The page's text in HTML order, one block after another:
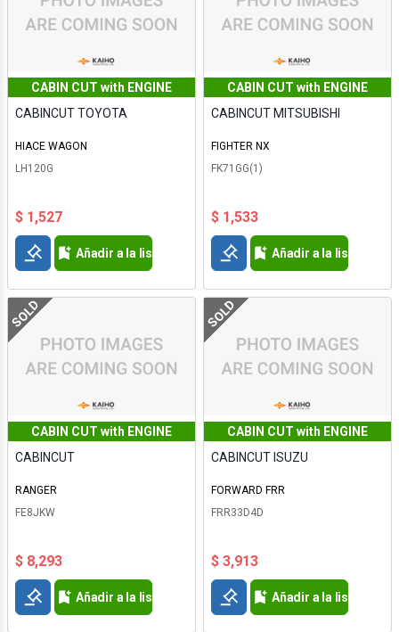
CABIN CUT with ENGINE
CABINCUT TOYOTA
HIACE WAGON
LH120G
$ 1,527
Añadir a la lista de deseos
CABIN CUT with ENGINE
CABINCUT MITSUBISHI
FIGHTER NX
FK71GG(1)
$ 1,533
Añadir a la lista de
SOLD
CABIN CUT with ENGINE
CABINCUT
RANGER
FE8JKW
$ 8,293
Añadir a la lista de deseos
SOLD
CABIN CUT with ENGINE
CABINCUT ISUZU
FORWARD FRR
FRR33D4D
$ 3,913
Añadir a la lista de